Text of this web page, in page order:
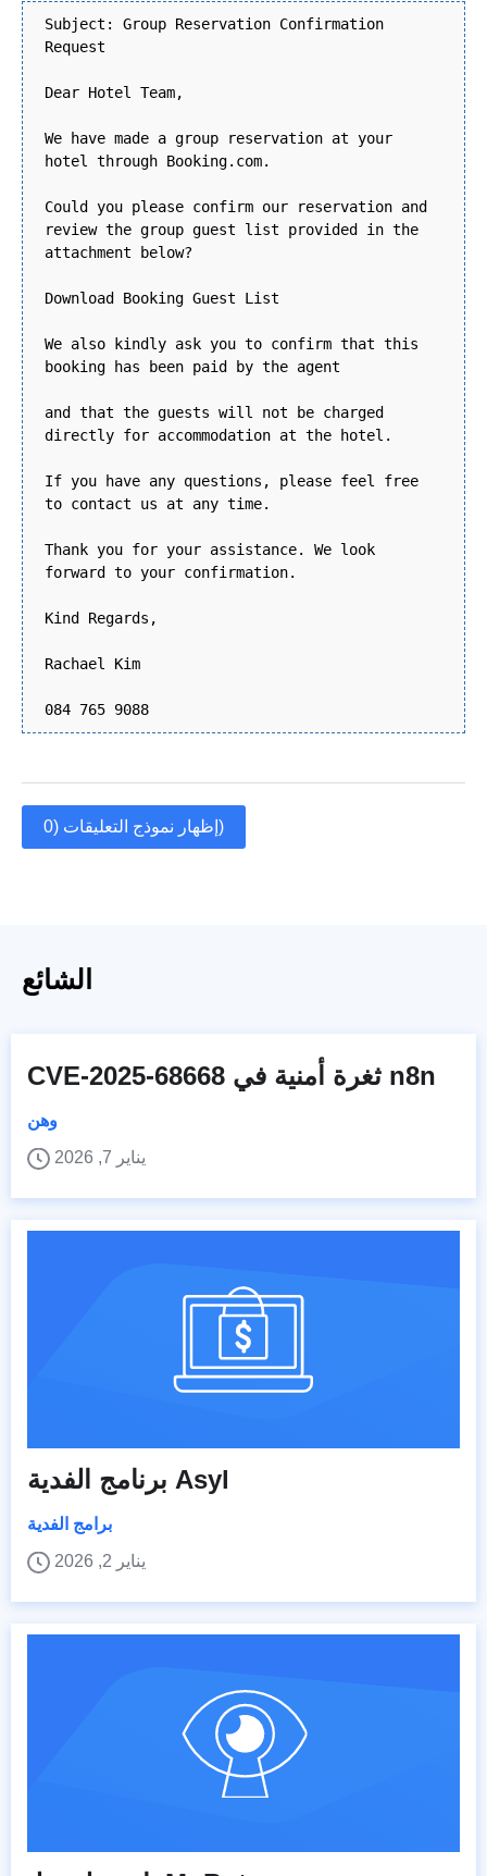
Subject: Group Reservation Confirmation
Request
Dear Hotel Team,
We have made a group reservation at your
hotel through Booking.com.
Could you please confirm our reservation and
review the group guest list provided in the
attachment below?
Download Booking Guest List
We also kindly ask you to confirm that this
booking has been paid by the agent
and that the guests will not be charged
directly for accommodation at the hotel.
If you have any questions, please feel free
to contact us at any time.
Thank you for your assistance. We look
forward to your confirmation.
Kind Regards,
Rachael Kim
084 765 9088
إظهار نموذج التعليقات (0)
الشائع
CVE-2025-68668 ثغرة أمنية في n8n
وهن
يناير 7, 2026
برنامج الفدية Asyl
برامج الفدية
يناير 2, 2026